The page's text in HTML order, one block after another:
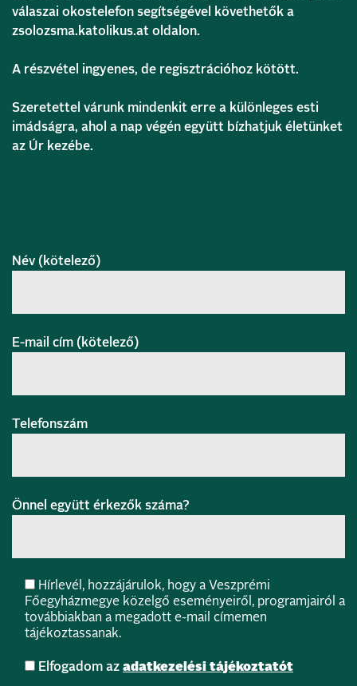
válaszai okostelefon segítségével követhetők a
zsolozsma.katolikus.at oldalon.
A részvétel ingyenes, de regisztrációhoz kötött.
Szeretettel várunk mindenkit erre a különleges esti
imádságra, ahol a nap végén együtt bízhatjuk életünket
az Úr kezébe.
Név (kötelező)
E-mail cím (kötelező)
Telefonszám
Önnel együtt érkezők száma?
Hírlevél, hozzájárulok, hogy a Veszprémi
Főegyházmegye közelgő eseményeiről, programjairól a
továbbiakban a megadott e-mail címemen
tájékoztassanak.
Elfogadom az adatkezelési tájékoztatót